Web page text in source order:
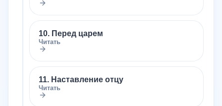
10. Перед царем
Читать
11. Наставление отцу
Читать